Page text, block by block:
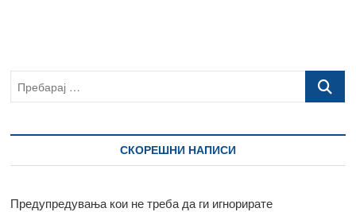
Пребарај
СКОРЕШНИ НАПИСИ
Предупредувања кои не треба да ги игнорирате